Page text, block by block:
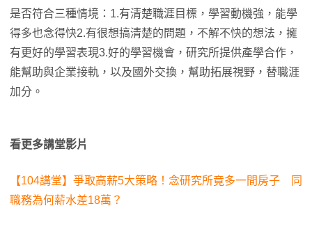
是否符合三種情境：1.有清楚職涯目標，學習動機強，能學
得多也念得快2.有很想搞清楚的問題，不解不快的想法，擁
有更好的學習表現3.好的學習機會，研究所提供產學合作，
能幫助與企業接軌，以及國外交換，幫助拓展視野，替職涯
加分。
看更多講堂影片
【104講堂】爭取高薪5大策略！念研究所竟多一間房子 同
職務為何薪水差18萬？